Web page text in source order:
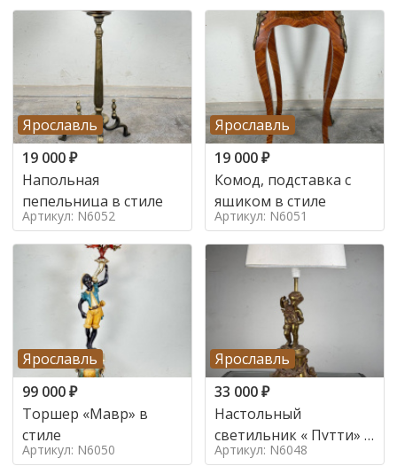
Ярославль
19 000₽
Напольная
пепельница в стиле
Артикул: N6052
Ярославль
19 000₽
Комод, подставка с
ящиком в стиле
Артикул: N6051
Ярославль
99 000₽
Торшер «Мавр» в
стиле
Артикул: N6050
Ярославль
33 000₽
Настольный
светильник « Путти» в
стиле
Артикул: N6048